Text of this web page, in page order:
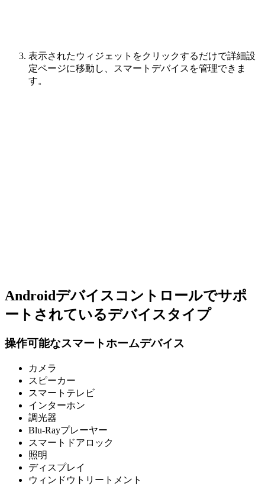
表示されたウィジェットをクリックするだけで詳細設
定ページに移動し、スマートデバイスを管理できま
す。
Androidデバイスコントロールでサポ
ートされているデバイスタイプ
操作可能なスマートホームデバイス
カメラ
スピーカー
スマートテレビ
インターホン
調光器
Blu-Rayプレーヤー
スマートドアロック
照明
ディスプレイ
ウィンドウトリートメント